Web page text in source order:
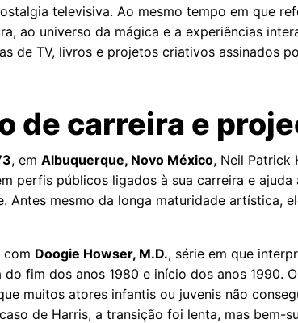
televisiva. Ao mesmo tempo em que
ao universo da mágica e a experiências
de TV, livros e projetos criativos assinados
de carreira e
, em Albuquerque, Novo México, Neil Patrick
perfis públicos ligados à sua carreira e
Antes mesmo da longa maturidade artística,
com Doogie Howser, M.D., série em que
fim dos anos 1980 e início dos anos 1990.
muitos atores infantis ou juvenis não
de Harris, a transição foi lenta, mas bem-